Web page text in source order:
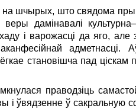
на шчырых, што свядома
дамінавалі
і варожасці да яго,
адметнасці.
становішча пад ціскам
праводзіць
і ўвядзенне ў